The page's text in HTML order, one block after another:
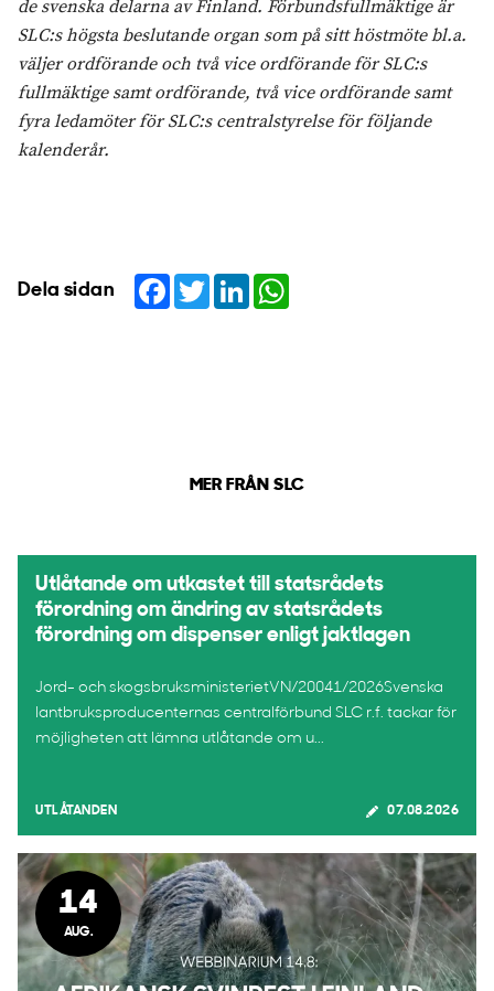
de svenska delarna av Finland. Förbundsfullmäktige är
SLC:s högsta beslutande organ som på sitt höstmöte bl.a.
väljer ordförande och två vice ordförande för SLC:s
fullmäktige samt ordförande, två vice ordförande samt
fyra ledamöter för SLC:s centralstyrelse för följande
kalenderår.
Dela sidan Facebook
TwitterLinkedIn
MER FRÅN SLC
Utlåtande om utkastet till statsrådets
förordning om ändring av statsrådets
förordning om dispenser enligt jaktlagen
Jord- och skogsbruksministerietVN/20041/2026Svenska
lantbruksproducenternas centralförbund SLC r.f. tackar för
möjligheten att lämna utlåtande om u...
UTLÅTANDEN 07.08.2026
14
AUG.